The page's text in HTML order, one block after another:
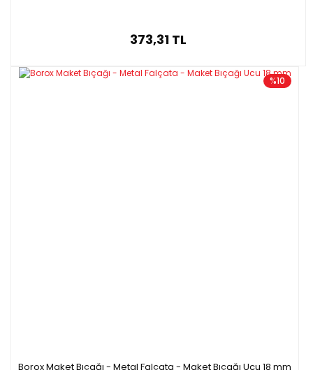
373,31 TL
%10
Borox Maket Bıçağı - Metal Falçata - Maket Bıçağı Ucu 18 mm